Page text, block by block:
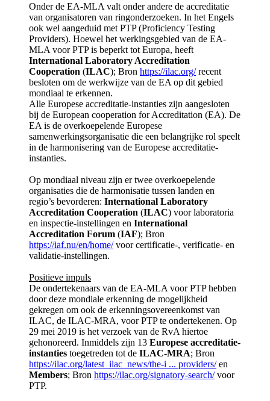
Onder de EA-MLA valt onder andere de accreditatie
van organisatoren van ringonderzoeken. In het Engels
ook wel aangeduid met PTP (Proficiency Testing
Providers). Hoewel het werkingsgebied van de EA-
MLA voor PTP is beperkt tot Europa, heeft
International Laboratory Accreditation
Cooperation (ILAC); Bron https://ilac.org/recent
besloten om de werkwijze van de EA op dit gebied
mondiaal te erkennen.
Alle Europese accreditatie-instanties zijn aangesloten
bij de European cooperation for Accreditation (EA). De
EA is de overkoepelende Europese
samenwerkingsorganisatie die een belangrijke rol speelt
in de harmonisering van de Europese accreditatie-
instanties.
Op mondiaal niveau zijn er twee overkoepelende
organisaties die de harmonisatie tussen landen en
regio’s bevorderen: International Laboratory
Accreditation Cooperation (ILAC) voor laboratoria
en inspectie-instellingen en International
Accreditation Forum (IAF); Bron
https://iaf.nu/en/home/voor certificatie-, verificatie- en
validatie-instellingen.
Positieve impuls
De ondertekenaars van de EA-MLA voor PTP hebben
door deze mondiale erkenning de mogelijkheid
gekregen om ook de erkenningsovereenkomst van
ILAC, de ILAC-MRA, voor PTP te ondertekenen. Op
29 mei 2019 is het verzoek van de RvA hiertoe
gehonoreerd. Inmiddels zijn 13 Europese accreditatie-
instanties toegetreden tot de ILAC-MRA; Bron
https://ilac.org/latest_ilac_news/the-i ... providers/en
Members; Bron https://ilac.org/signatory-search/voor
PTP.